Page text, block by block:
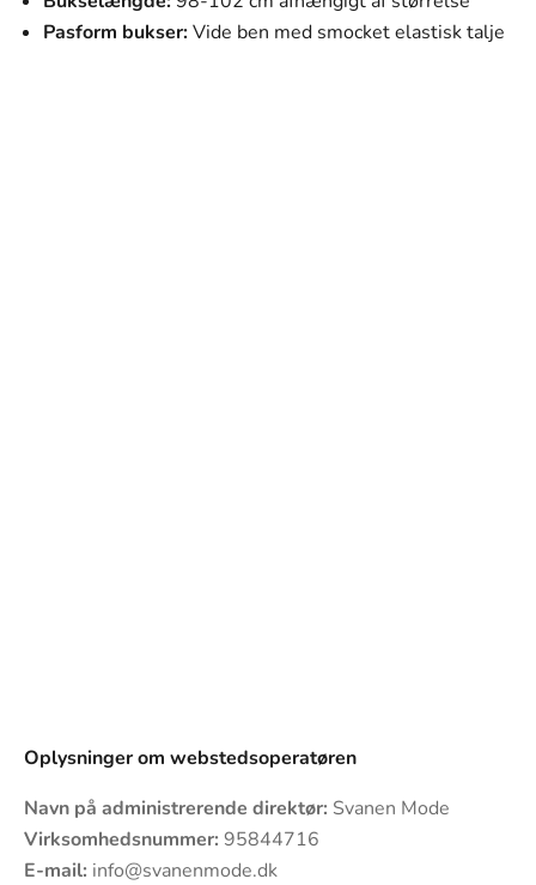
Pasform bukser:Vide ben med smocket elastisk talje
Oplysninger om webstedsoperatøren
Navn på administrerende direktør: Svanen Mode
Virksomhedsnummer: 95844716
E-mail: info@svanenmode.dk